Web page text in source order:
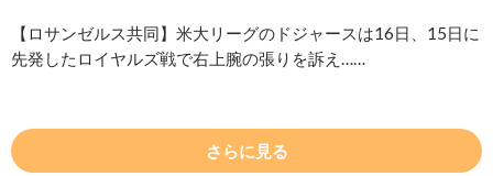
【ロサンゼルス共同】米大リーグのドジャースは16日、15日に
先発したロイヤルズ戦で右上腕の張りを訴え……
さらに見る